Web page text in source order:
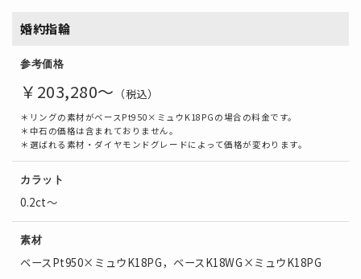
婚約指輪
参考価格
￥203,280～ （税込）
＊リングの素材がベースPt950×ミュウK18PGの場合の料金です。
＊中石の価格は含まれておりません。
＊選ばれる素材・ダイヤモンドグレードによって価格が変わります。
カラット
0.2ct～
素材
ベースPt950×ミュウK18PG，ベースK18WG×ミュウK18PG